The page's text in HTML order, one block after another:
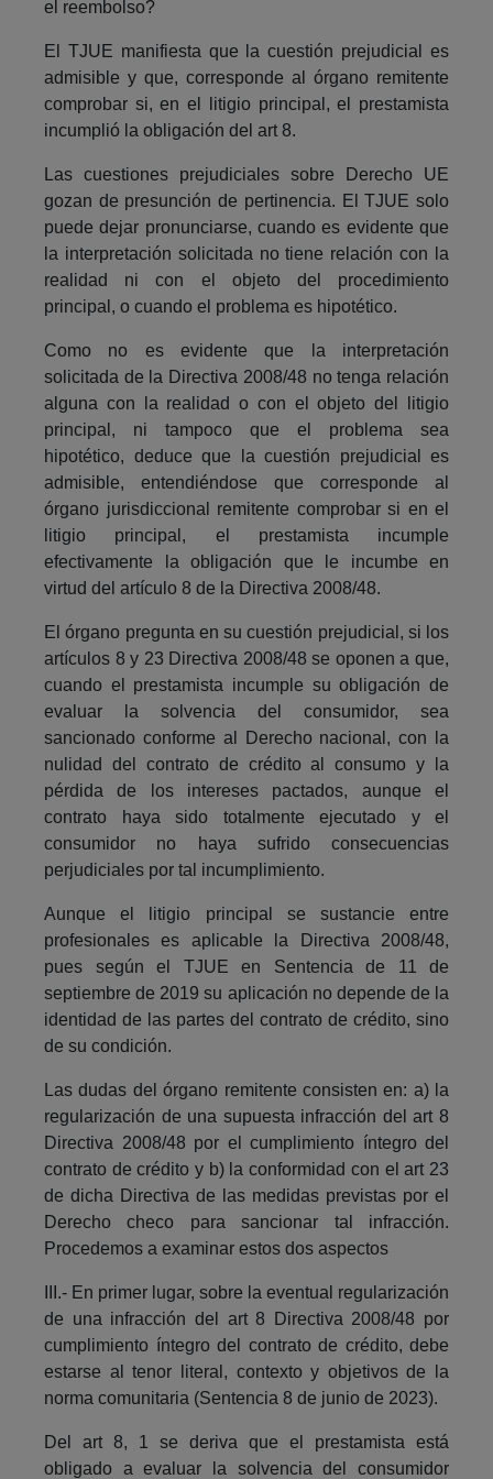
el reembolso?
El TJUE manifiesta que la cuestión prejudicial es
admisible y que, corresponde al órgano remitente
comprobar si, en el litigio principal, el prestamista
incumplió la obligación del art 8.
Las cuestiones prejudiciales sobre Derecho UE
gozan de presunción de pertinencia. El TJUE solo
puede dejar pronunciarse, cuando es evidente que
la interpretación solicitada no tiene relación con la
realidad ni con el objeto del procedimiento
principal, o cuando el problema es hipotético.
Como no es evidente que la interpretación
solicitada de la Directiva 2008/48 no tenga relación
alguna con la realidad o con el objeto del litigio
principal, ni tampoco que el problema sea
hipotético, deduce que la cuestión prejudicial es
admisible, entendiéndose que corresponde al
órgano jurisdiccional remitente comprobar si en el
litigio principal, el prestamista incumple
efectivamente la obligación que le incumbe en
virtud del artículo 8 de la Directiva 2008/48.
El órgano pregunta en su cuestión prejudicial, si los
artículos 8 y 23 Directiva 2008/48 se oponen a que,
cuando el prestamista incumple su obligación de
evaluar la solvencia del consumidor, sea
sancionado conforme al Derecho nacional, con la
nulidad del contrato de crédito al consumo y la
pérdida de los intereses pactados, aunque el
contrato haya sido totalmente ejecutado y el
consumidor no haya sufrido consecuencias
perjudiciales por tal incumplimiento.
Aunque el litigio principal se sustancie entre
profesionales es aplicable la Directiva 2008/48,
pues según el TJUE en Sentencia de 11 de
septiembre de 2019 su aplicación no depende de la
identidad de las partes del contrato de crédito, sino
de su condición.
Las dudas del órgano remitente consisten en: a) la
regularización de una supuesta infracción del art 8
Directiva 2008/48 por el cumplimiento íntegro del
contrato de crédito y b) la conformidad con el art 23
de dicha Directiva de las medidas previstas por el
Derecho checo para sancionar tal infracción.
Procedemos a examinar estos dos aspectos
III.- En primer lugar, sobre la eventual regularización
de una infracción del art 8 Directiva 2008/48 por
cumplimiento íntegro del contrato de crédito, debe
estarse al tenor literal, contexto y objetivos de la
norma comunitaria (Sentencia 8 de junio de 2023).
Del art 8, 1 se deriva que el prestamista está
obligado a evaluar la solvencia del consumidor